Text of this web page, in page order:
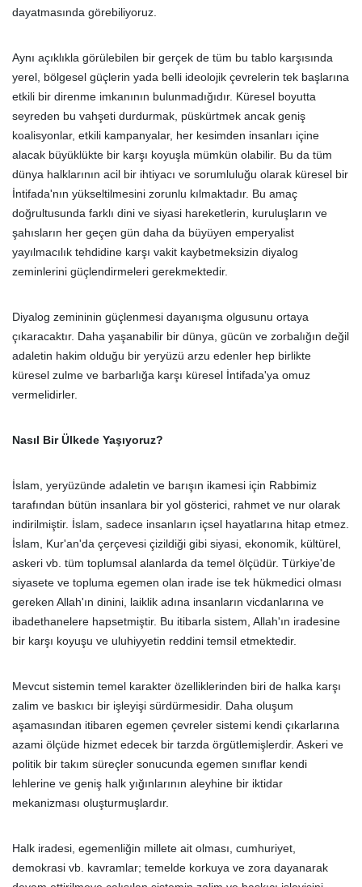
dayatmasında görebiliyoruz.
Aynı açıklıkla görülebilen bir gerçek de tüm bu tablo karşısında
yerel, bölgesel güçlerin yada belli ideolojik çevrelerin tek başlarına
etkili bir direnme imkanının bulunmadığıdır. Küresel boyutta
seyreden bu vahşeti durdurmak, püskürtmek ancak geniş
koalisyonlar, etkili kampanyalar, her kesimden insanları içine
alacak büyüklükte bir karşı koyuşla mümkün olabilir. Bu da tüm
dünya halklarının acil bir ihtiyacı ve sorumluluğu olarak küresel bir
İntifada'nın yükseltilmesini zorunlu kılmaktadır. Bu amaç
doğrultusunda farklı dini ve siyasi hareketlerin, kuruluşların ve
şahısların her geçen gün daha da büyüyen emperyalist
yayılmacılık tehdidine karşı vakit kaybetmeksizin diyalog
zeminlerini güçlendirmeleri gerekmektedir.
Diyalog zemininin güçlenmesi dayanışma olgusunu ortaya
çıkaracaktır. Daha yaşanabilir bir dünya, gücün ve zorbalığın değil
adaletin hakim olduğu bir yeryüzü arzu edenler hep birlikte
küresel zulme ve barbarlığa karşı küresel İntifada'ya omuz
vermelidirler.
Nasıl Bir Ülkede Yaşıyoruz?
İslam, yeryüzünde adaletin ve barışın ikamesi için Rabbimiz
tarafından bütün insanlara bir yol gösterici, rahmet ve nur olarak
indirilmiştir. İslam, sadece insanların içsel hayatlarına hitap etmez.
İslam, Kur'an'da çerçevesi çizildiği gibi siyasi, ekonomik, kültürel,
askeri vb. tüm toplumsal alanlarda da temel ölçüdür. Türkiye'de
siyasete ve topluma egemen olan irade ise tek hükmedici olması
gereken Allah'ın dinini, laiklik adına insanların vicdanlarına ve
ibadethanelere hapsetmiştir. Bu itibarla sistem, Allah'ın iradesine
bir karşı koyuşu ve uluhiyyetin reddini temsil etmektedir.
Mevcut sistemin temel karakter özelliklerinden biri de halka karşı
zalim ve baskıcı bir işleyişi sürdürmesidir. Daha oluşum
aşamasından itibaren egemen çevreler sistemi kendi çıkarlarına
azami ölçüde hizmet edecek bir tarzda örgütlemişlerdir. Askeri ve
politik bir takım süreçler sonucunda egemen sınıflar kendi
lehlerine ve geniş halk yığınlarının aleyhine bir iktidar
mekanizması oluşturmuşlardır.
Halk iradesi, egemenliğin millete ait olması, cumhuriyet,
demokrasi vb. kavramlar; temelde korkuya ve zora dayanarak